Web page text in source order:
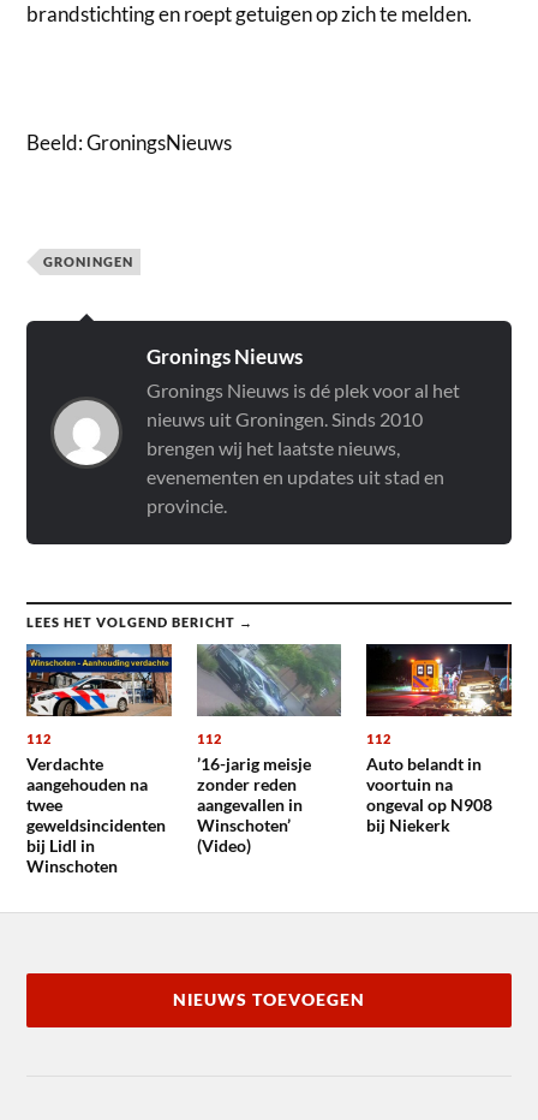
brandstichting en roept getuigen op zich te melden.
Beeld: GroningsNieuws
GRONINGEN
Gronings Nieuws
Gronings Nieuws is dé plek voor al het
nieuws uit Groningen. Sinds 2010
brengen wij het laatste nieuws,
evenementen en updates uit stad en
provincie.
LEES HET VOLGEND BERICHT →
112
Verdachte
aangehouden na
twee
geweldsincidenten
bij Lidl in
Winschoten
112
’16-jarig meisje
zonder reden
aangevallen in
Winschoten’
(Video)
112
Auto belandt in
voortuin na
ongeval op N908
bij Niekerk
NIEUWS TOEVOEGEN